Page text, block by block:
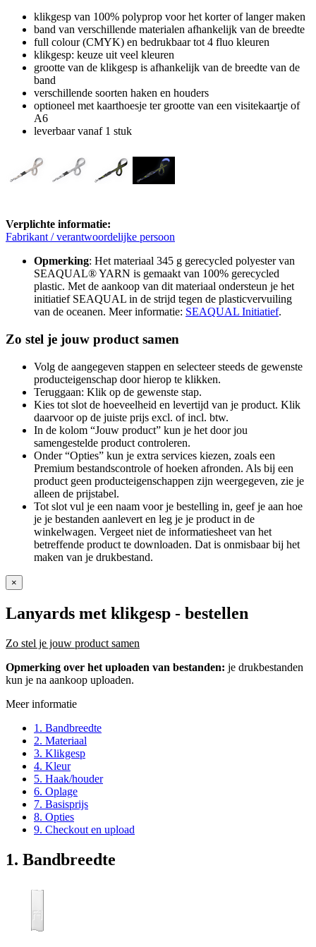
klikgesp van 100% polyprop voor het korter of langer maken
band van verschillende materialen afhankelijk van de breedte
full colour (CMYK) en bedrukbaar tot 4 fluo kleuren
klikgesp: keuze uit veel kleuren
grootte van de klikgesp is afhankelijk van de breedte van de
band
verschillende soorten haken en houders
optioneel met kaarthoesje ter grootte van een visitekaartje of
A6
leverbaar vanaf 1 stuk
Verplichte informatie:
Fabrikant / verantwoordelijke persoon
Opmerking: Het materiaal 345 g gerecycled polyester van
SEAQUAL® YARN is gemaakt van 100% gerecycled
plastic. Met de aankoop van dit materiaal ondersteun je het
initiatief SEAQUAL in de strijd tegen de plasticvervuiling
van de oceanen. Meer informatie: SEAQUAL Initiatief.
Zo stel je jouw product samen
Volg de aangegeven stappen en selecteer steeds de gewenste
producteigenschap door hierop te klikken.
Teruggaan: Klik op de gewenste stap.
Kies tot slot de hoeveelheid en levertijd van je product. Klik
daarvoor op de juiste prijs excl. of incl. btw.
In de kolom “Jouw product” kun je het door jou
samengestelde product controleren.
Onder “Opties” kun je extra services kiezen, zoals een
Premium bestandscontrole of hoeken afronden. Als bij een
product geen producteigenschappen zijn weergegeven, zie je
alleen de prijstabel.
Tot slot vul je een naam voor je bestelling in, geef je aan hoe
je je bestanden aanlevert en leg je je product in de
winkelwagen. Vergeet niet de informatiesheet van het
betreffende product te downloaden. Dat is onmisbaar bij het
maken van je drukbestand.
×
Lanyards met klikgesp - bestellen
Zo stel je jouw product samen
Opmerking over het uploaden van bestanden: je drukbestanden
kun je na aankoop uploaden.
Meer informatie
1. Bandbreedte
2. Materiaal
3. Klikgesp
4. Kleur
5. Haak/houder
6. Oplage
7. Basisprijs
8. Opties
9. Checkout en upload
1. Bandbreedte